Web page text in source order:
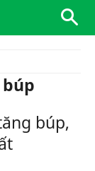
búp,